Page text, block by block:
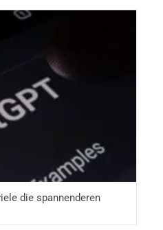
die spannenderen